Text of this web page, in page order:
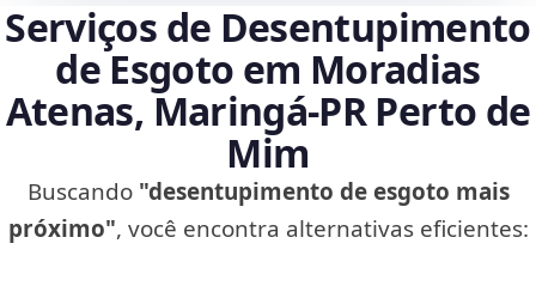
Serviços de Desentupimento
de Esgoto em Moradias
Atenas, Maringá‑PR Perto de
Mim
Buscando "desentupimento de esgoto mais
próximo", você encontra alternativas eficientes: